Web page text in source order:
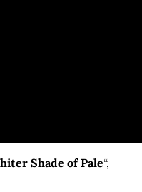
Shade of Pale“,